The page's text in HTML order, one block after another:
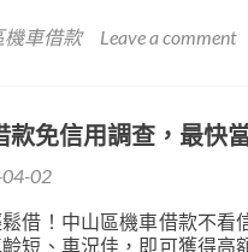
不款
憂
about
中
機
車
借
指
機車借款 Leave a comment
款免信用調查，最快
02
借！中山區機車借款不看
短、車況佳，即可獲得高